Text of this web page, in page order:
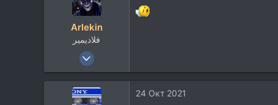
Краснодар
Arlekin
فلاديمير
23 Июн 2008
8.751
13.865
24 Окт 2021